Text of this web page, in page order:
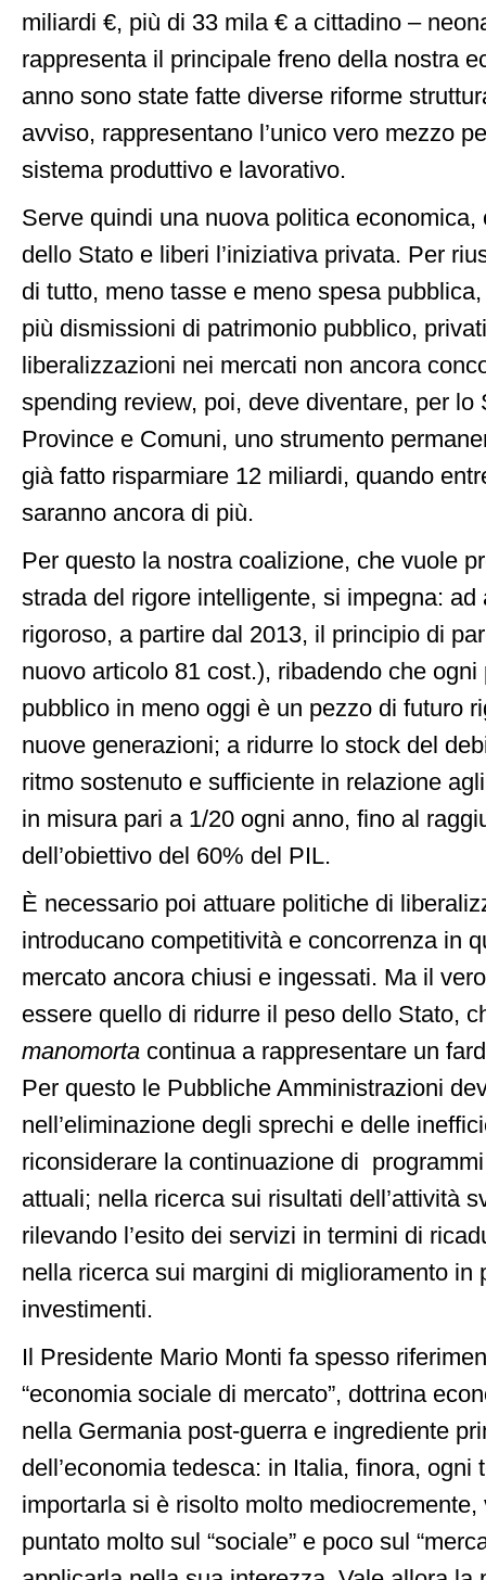
miliardi €, più di 33 mila € a cittadino –
rappresenta il principale freno della nostra
anno sono state fatte diverse riforme
avviso, rappresentano l’unico vero mezzo
sistema produttivo e lavorativo.
Serve quindi una nuova politica economica,
dello Stato e liberi l’iniziativa privata. Per
di tutto, meno tasse e meno spesa
più dismissioni di patrimonio pubblico,
liberalizzazioni nei mercati non ancora
spending review, poi, deve diventare, per lo
Province e Comuni, uno strumento
già fatto risparmiare 12 miliardi, quando
saranno ancora di più.
Per questo la nostra coalizione, che vuole
strada del rigore intelligente, si impegna: ad
rigoroso, a partire dal 2013, il principio di
nuovo articolo 81 cost.), ribadendo che ogni
pubblico in meno oggi è un pezzo di futuro
nuove generazioni; a ridurre lo stock del
ritmo sostenuto e sufficiente in relazione
in misura pari a 1/20 ogni anno, fino al
dell’obiettivo del 60% del PIL.
È necessario poi attuare politiche di
introducano competitività e concorrenza in
mercato ancora chiusi e ingessati. Ma il
essere quello di ridurre il peso dello Stato,
manomorta continua a rappresentare un
Per questo le Pubbliche Amministrazioni
nell’eliminazione degli sprechi e delle
riconsiderare la continuazione di
attuali; nella ricerca sui risultati dell’attività
rilevando l’esito dei servizi in termini di
nella ricerca sui margini di miglioramento in
investimenti.
Il Presidente Mario Monti fa spesso
“economia sociale di mercato”, dottrina
nella Germania post-guerra e ingrediente
dell’economia tedesca: in Italia, finora, ogni
importarla si è risolto molto mediocremente,
puntato molto sul “sociale” e poco sul